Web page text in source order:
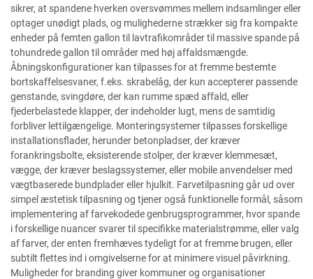
sikrer, at spandene hverken oversvømmes mellem indsamlinger eller
optager unødigt plads, og mulighederne strækker sig fra kompakte
enheder på femten gallon til lavtrafikområder til massive spande på
tohundrede gallon til områder med høj affaldsmængde.
Åbningskonfigurationer kan tilpasses for at fremme bestemte
bortskaffelsesvaner, f.eks. skrabelåg, der kun accepterer passende
genstande, svingdøre, der kan rumme spæd affald, eller
fjederbelastede klapper, der indeholder lugt, mens de samtidig
forbliver lettilgængelige. Monteringsystemer tilpasses forskellige
installationsflader, herunder betonpladser, der kræver
forankringsbolte, eksisterende stolper, der kræver klemmesæt,
vægge, der kræver beslagssystemer, eller mobile anvendelser med
vægtbaserede bundplader eller hjulkit. Farvetilpasning går ud over
simpel æstetisk tilpasning og tjener også funktionelle formål, såsom
implementering af farvekodede genbrugsprogrammer, hvor spande
i forskellige nuancer svarer til specifikke materialstrømme, eller valg
af farver, der enten fremhæves tydeligt for at fremme brugen, eller
subtilt flettes ind i omgivelserne for at minimere visuel påvirkning.
Muligheder for branding giver kommuner og organisationer